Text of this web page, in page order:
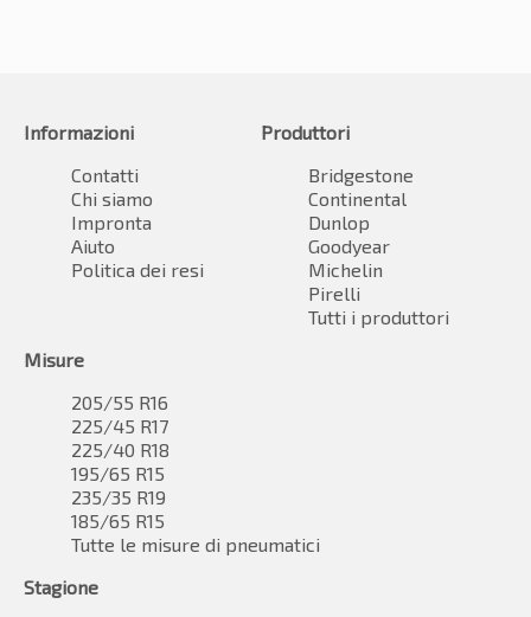
Informazioni
Contatti
Chi siamo
Impronta
Aiuto
Politica dei resi
Produttori
Bridgestone
Continental
Dunlop
Goodyear
Michelin
Pirelli
Tutti i produttori
Misure
205/55 R16
225/45 R17
225/40 R18
195/65 R15
235/35 R19
185/65 R15
Tutte le misure di pneumatici
Stagione